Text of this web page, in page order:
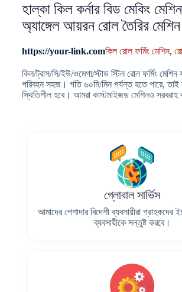
হাল্কা কিল কর্নার বিড মেকিং
অ্যাঙ্গেল আয়রন রোল তৈরির মেশিন
https://your-link.comকিল রোল ফর্মিং মেশিন,
কিল/ট্রাস/সি/ইউ/ওমেগা/স্টাড স্টিল রোল ফর্মিং মেশিন
পরিবহন সহজ। গতি ৬০মি/মিন পর্যন্ত হতে পারে,
স্থিতিশীল হবে। আমরা কাস্টমাইজড মেশিনও সরবরাহ
গ্লোবাল সার্ভিস
আমাদের পেশাদার বিদেশী ব্যবসায়ীরা গ্রাহকদের
ব্যবসায়ীকে সন্তুষ্ট করবে।